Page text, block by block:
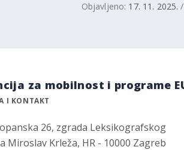
Objavljeno: 17. 11. 2025.
za mobilnost i programe
I KONTAKT
26, zgrada Leksikografskog
Miroslav Krleža, HR - 10000 Zagreb